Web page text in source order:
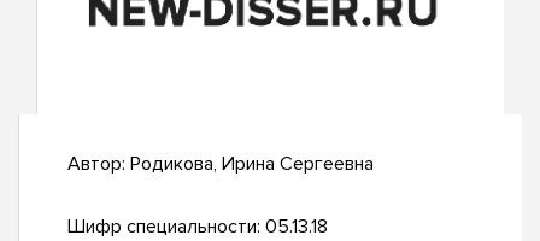
Автор: Родикова, Ирина Сергеевна
Шифр специальности: 05.13.18